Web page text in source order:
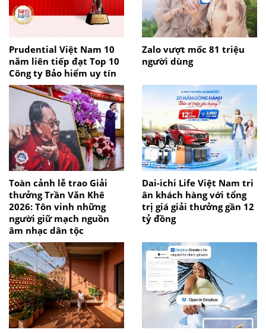
Prudential Việt Nam 10
năm liên tiếp đạt Top 10
Công ty Bảo hiểm uy tín
Zalo vượt mốc 81 triệu
người dùng
Toàn cảnh lễ trao Giải
thưởng Trần Văn Khê
2026: Tôn vinh những
người giữ mạch nguồn
âm nhạc dân tộc
Dai-ichi Life Việt Nam tri
ân khách hàng với tổng
trị giá giải thưởng gần 12
tỷ đồng